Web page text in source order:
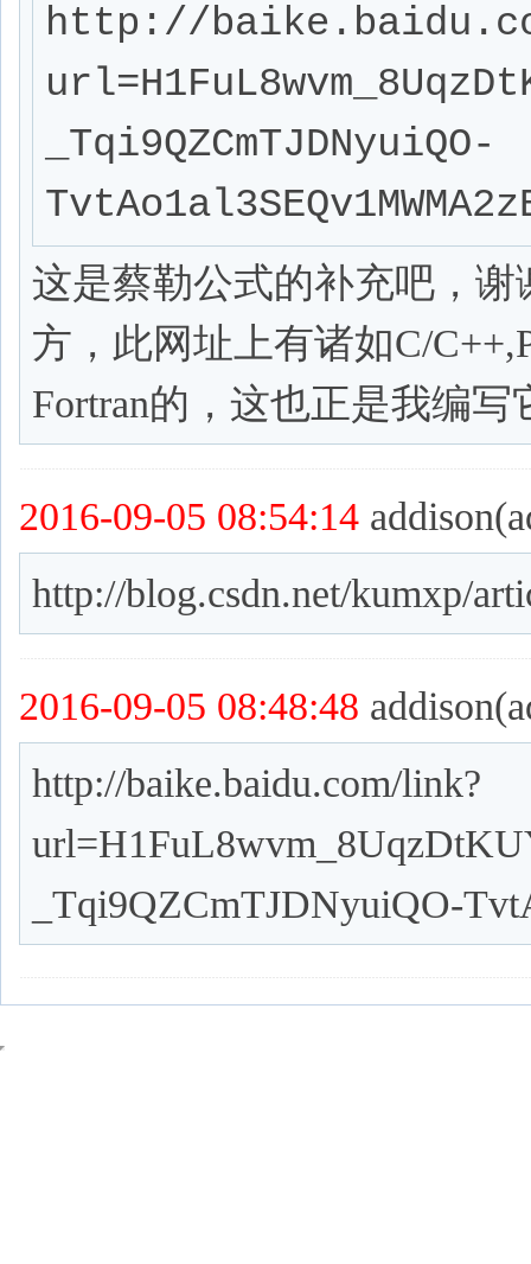
http://
_Tqi9QZCmTJDNyuiQO-
这是蔡勒公式的补充吧，
方，此网址上有诸如C/
Fortran的，这也正是我编
2016-09-05 08:54:14
http://blog.csdn.net/kumxp/
2016-09-05 08:48:48
http://baike.baidu.com/link?
_Tqi9QZCmTJDNyuiQO-